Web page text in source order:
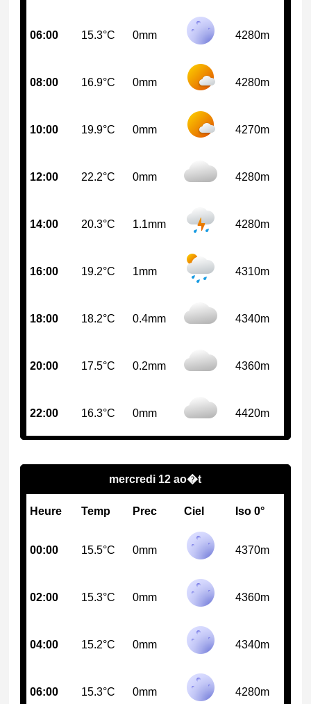
06:00 15.3°C 0mm 4280m
08:00 16.9°C 0mm 4280m
10:00 19.9°C 0mm 4270m
12:00 22.2°C 0mm 4280m
14:00 20.3°C 1.1mm 4280m
16:00 19.2°C 1mm 4310m
18:00 18.2°C 0.4mm 4340m
20:00 17.5°C 0.2mm 4360m
22:00 16.3°C 0mm 4420m
mercredi 12 ao�t
Heure Temp Prec Ciel Iso 0°
00:00 15.5°C 0mm 4370m
02:00 15.3°C 0mm 4360m
04:00 15.2°C 0mm 4340m
06:00 15.3°C 0mm 4280m